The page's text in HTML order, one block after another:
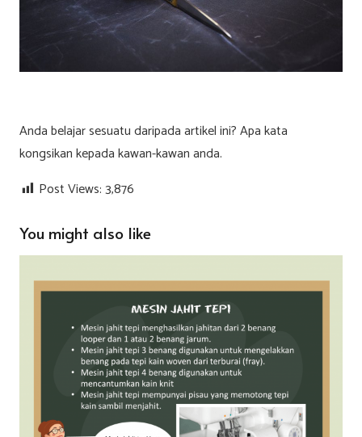
Anda belajar sesuatu daripada artikel ini? Apa kata
kongsikan kepada kawan-kawan anda.
Post Views:3,876
You might also like